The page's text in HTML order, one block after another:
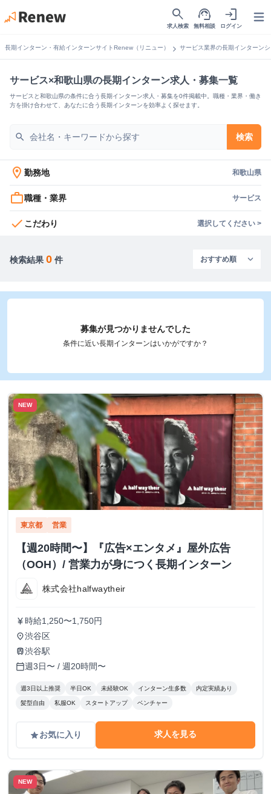
search
求人検索
support_agent
無料相談
login
ログイン
長期インターン・有給インターンサイトRenew（リニュー） chevron_right サービス業界の長期インターン
サービス×和歌山県の長期インターン求人・募集一覧
サービスと和歌山県の条件に合う長期インターン求人・募集を0件掲載中。職種・業界・働き
方を掛け合わせて、あなたに合う長期インターンを効率よく探せます。
search 検索
location_on 勤務地 和歌山県
work_outline職種・業界 サービス
check こだわり 選択してください >
検索結果 0 件
募集が見つかりませんでした
条件に近い長期インターンはいかがですか？
NEW
東京都 営業
【週20時間〜】『広告×エンタメ』屋外広告
（OOH）/ 営業力が身につく長期インターン
株式会社halfwaytheir
currency_yen 時給1,250〜1,750円
place渋谷区
train渋谷駅
calendar_today週3日〜 / 週20時間〜
週3日以上推奨 半日OK 未経験OK インターン生多数 内定実績あり
髪型自由 私服OK スタートアップ ベンチャー
gradeお気に入り 求人を見る
NEW